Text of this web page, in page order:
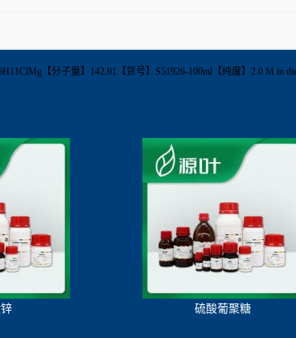
【分子量】142.91【货号】S51926-100ml【纯度】2.0 M in
硫酸葡聚糖